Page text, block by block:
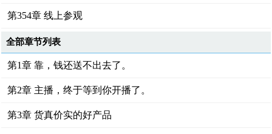
第354章 线上参观
全部章节列表
第1章 靠，钱还送不出去了。
第2章 主播，终于等到你开播了。
第3章 货真价实的好产品